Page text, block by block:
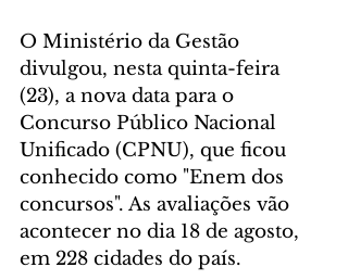
O Ministério da Gestão
divulgou, nesta quinta-feira
(23), a nova data para o
Concurso Público Nacional
Unificado (CPNU), que ficou
conhecido como "Enem dos
concursos". As avaliações vão
acontecer no dia 18 de agosto,
em 228 cidades do país.